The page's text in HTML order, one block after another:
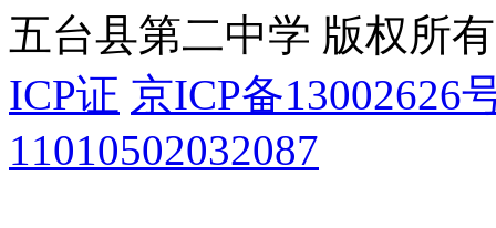
五台县第二中学 版权所有
ICP证 京ICP备13002626
11010502032087